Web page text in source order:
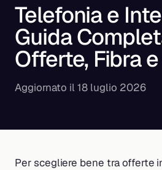
Telefonia e
Guida
Offerte, Fibra
Aggiornato il 18 luglio 2026
Per scegliere bene tra offerte